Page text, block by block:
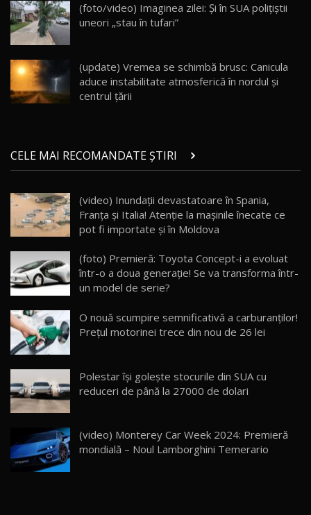
30:08
AutoBlog.MD
23:36
20
Noul ZEEKR 7X / Test Drive AutoBlog.MD
29:08
21
Micul BYD Dolphin Surf / Test Drive
AutoBlog.MD
16:59
22
Noua Mazda 6e / Test Drive AutoBlog.MD
26:59
23
Lynk & Co 01 / Test Drive AutoBlog.MD
25:19
24
ZEEKR 009: Cel mai Performant și Confortabil
Van Electric Testat în Moldova / AutoBlog.MD
26:38
mai Exclusiv și Puternic Defender Testat în
Moldova
32:21
AutoBlog.MD
10:57
(foto/video) Imaginea zilei: Și în SUA polițiștii
uneori „stau în tufari”
(update) Vremea se schimbă brusc: Canicula
aduce instabilitate atmosferică în nordul și
centrul țării
CELE MAI RECOMANDATE ȘTIRI
(video) Inundaţii devastatoare în Spania,
Franţa şi Italia! Atenţie la maşinile înecate ce
pot fi importate şi în Moldova
(foto) Premieră: Toyota Concept-i a evoluat
într-o a doua generaţie! Se va transforma într-
un model de serie?
O nouă scumpire semnificativă a carburanţilor!
Preţul motorinei trece din nou de 26 lei
Polestar își golește stocurile din SUA cu
reduceri de până la 27000 de dolari
(video) Monterey Car Week 2024: Premieră
mondială – Noul Lamborghini Temerario